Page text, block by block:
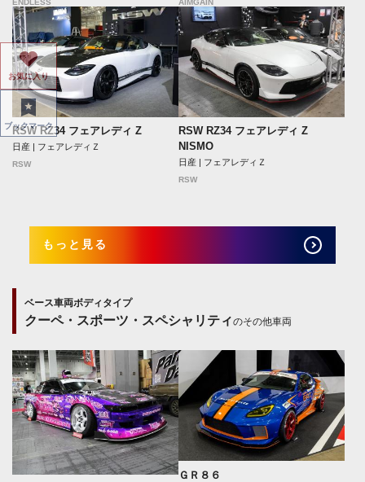
ENDLESS AIMGAIN
RSW RZ34 フェアレディ Z
日産 | フェアレディＺ
RSW
RSW RZ34 フェアレディ Z
NISMO
日産 | フェアレディＺ
RSW
もっと見る
ベース車両ボディタイプ
クーペ・スポーツ・スペシャリティのその他車両
ＧＲ８６
お気に入り
ブックマーク